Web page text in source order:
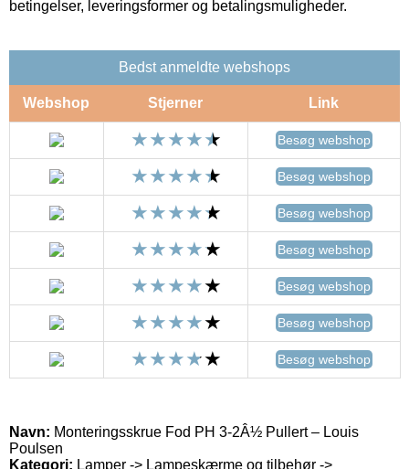
betingelser, leveringsformer og betalingsmuligheder.
Bedst anmeldte webshops
Webshop Stjerner Link
Besøg webshop
Besøg webshop
Besøg webshop
Besøg webshop
Besøg webshop
Besøg webshop
Besøg webshop
Navn: Monteringsskrue Fod PH 3-2Â½ Pullert – Louis
Poulsen
Kategori: Lamper -> Lampeskærme og tilbehør ->